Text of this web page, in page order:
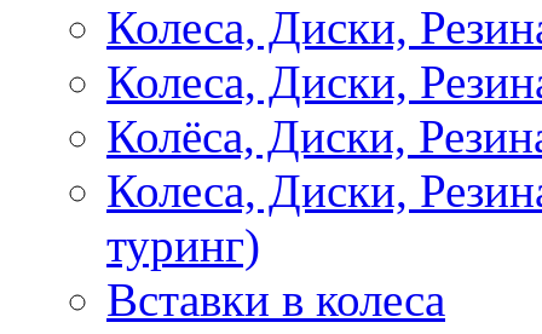
Колеса, Диски,
Колеса, Диски,
Колёса, Диски,
Колеса, Диски,
туринг)
Вставки в колеса